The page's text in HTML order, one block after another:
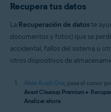
Recupera tus datos
La Recuperación de datoste
documentos y fotos) que se
accidental, fallos del sistema u
otros dispositivos de
Abre Avast One, pasa el cursor
Avast Cleanup Premium ▸
Analizar ahora